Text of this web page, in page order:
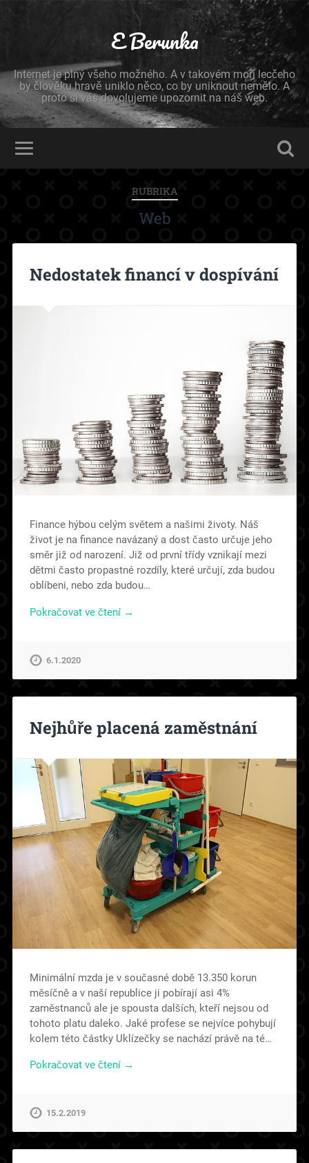
E Berunka
Internet je plný všeho možného. A v takovém moři lecčeho
by člověku hravě uniklo něco, co by uniknout nemělo. A
proto si vás dovolujeme upozornit na náš web.
RUBRIKA
Web
Nedostatek financí v dospívání
Finance hýbou celým světem a našimi životy. Náš
život je na finance navázaný a dost často určuje jeho
směr již od narození. Již od první třídy vznikají mezi
dětmi často propastné rozdíly, které určují, zda budou
oblíbeni, nebo zda budou…
Pokračovat ve čtení →
6.1.2020
Nejhůře placená zaměstnání
Minimální mzda je v současné době 13.350 korun
měsíčně a v naší republice ji pobírají asi 4%
zaměstnanců ale je spousta dalších, kteří nejsou od
tohoto platu daleko. Jaké profese se nejvíce pohybují
kolem této částky Uklízečky se nachází právě na té…
Pokračovat ve čtení →
15.2.2019